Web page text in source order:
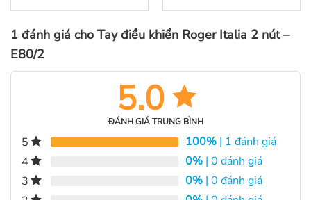
1 đánh giá cho Tay điều khiển Roger Italia 2 nút –
E80/2
5.0
ĐÁNH GIÁ TRUNG BÌNH
5 100% | 1 đánh giá
4
0% | 0 đánh giá
3
0% | 0 đánh giá